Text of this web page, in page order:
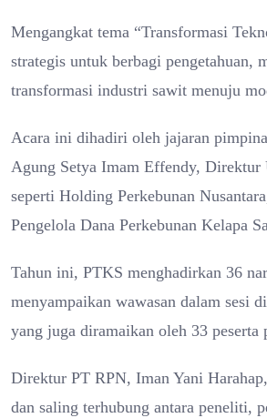
Mengangkat tema “Transformasi
strategis untuk berbagi pengetahuan,
transformasi industri sawit menuju
Acara ini dihadiri oleh jajaran
Agung Setya Imam Effendy, Direktur
seperti Holding Perkebunan
Pengelola Dana Perkebunan Kelapa
Tahun ini, PTKS menghadirkan 36
menyampaikan wawasan dalam sesi
yang juga diramaikan oleh 33
Direktur PT RPN, Iman Yani
dan saling terhubung antara peneliti,